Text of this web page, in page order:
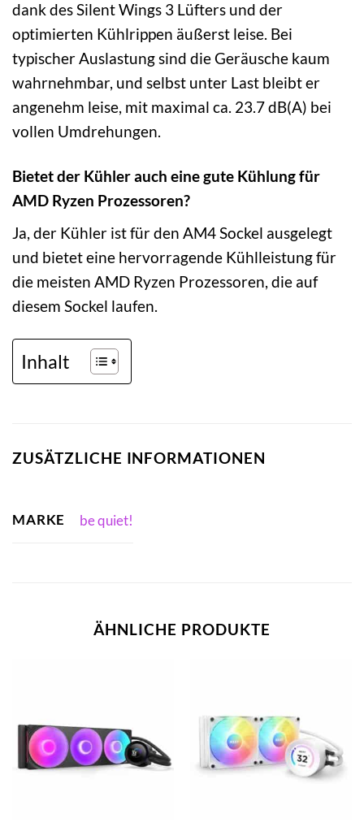
dank des Silent Wings 3 Lüfters und der
optimierten Kühlrippen äußerst leise. Bei
typischer Auslastung sind die Geräusche kaum
wahrnehmbar, und selbst unter Last bleibt er
angenehm leise, mit maximal ca. 23.7 dB(A) bei
vollen Umdrehungen.
Bietet der Kühler auch eine gute Kühlung für
AMD Ryzen Prozessoren?
Ja, der Kühler ist für den AM4 Sockel ausgelegt
und bietet eine hervorragende Kühlleistung für
die meisten AMD Ryzen Prozessoren, die auf
diesem Sockel laufen.
Inhalt
ZUSÄTZLICHE INFORMATIONEN
MARKE be quiet!
ÄHNLICHE PRODUKTE